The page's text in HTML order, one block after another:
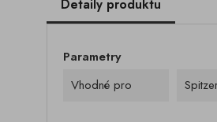
Detaily produktu
Parametry
Vhodné pro